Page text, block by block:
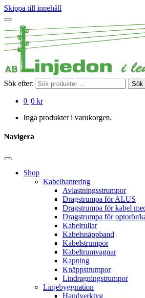
Skippa till innehåll
Sök efter: Sök
0 |0 kr
Inga produkter i varukorgen.
Navigera
Shop
Kabelhantering
Avlastningsstrumpor
Dragstrumpa för ALUS
Dragstrumpa för kabel
Dragstrumpa för optorör/
Kabelrullar
Kabelsnäppband
Kabelstrumpor
Kabeltrumvagnar
Kapning
Knäppstrumpor
Lindragningstrumpor
Linjebyggnation
Handverktyg